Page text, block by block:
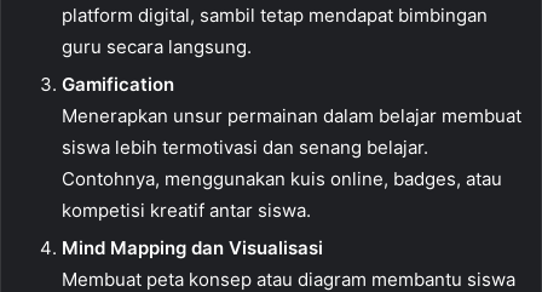
platform digital, sambil tetap mendapat bimbingan
guru secara langsung.
Gamification
Menerapkan unsur permainan dalam belajar membuat
siswa lebih termotivasi dan senang belajar.
Contohnya, menggunakan kuis online, badges, atau
kompetisi kreatif antar siswa.
Mind Mapping dan Visualisasi
Membuat peta konsep atau diagram membantu siswa